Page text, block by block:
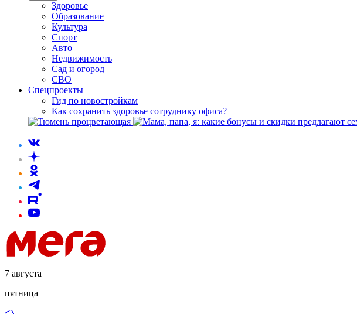
Здоровье
Образование
Культура
Спорт
Авто
Недвижимость
Сад и огород
СВО
Спецпроекты
Гид по новостройкам
Как сохранить здоровье сотруднику офиса?
7 августа
пятница